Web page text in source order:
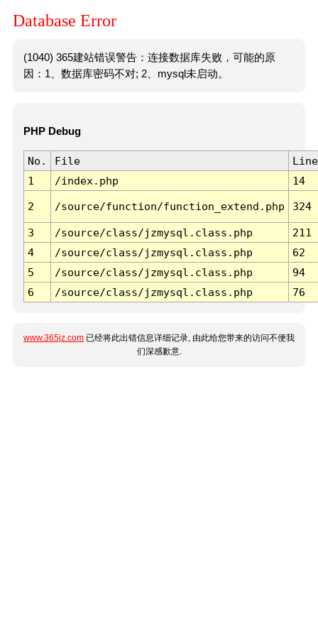
Database Error
(1040) 365建站错误警告：连接数据库失败，可能的原
因：1、数据库密码不对; 2、mysql未启动。
PHP Debug
No. File
Line
1
/index.php 14
2 /source/function/function_extend.php 324
3 /source/class/jzmysql.class.php
211
4
/source/class/jzmysql.class.php
62
5
/source/class/jzmysql.class.php
94
6
/source/class/jzmysql.class.php 76
www.365jz.com 已经将此出错信息详细记录, 由此给您带来的访问不便我
们深感歉意.